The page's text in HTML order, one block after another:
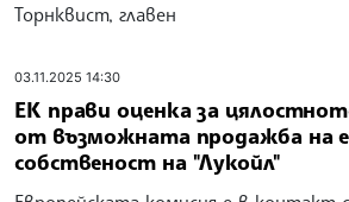
Торнквист, главен
03.11.2025 14:30
ЕК прави оценка за
от възможната продажба на
собственост на "Лукойл"